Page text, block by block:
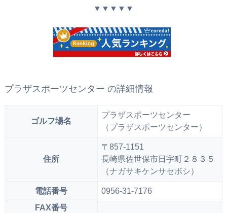
▼▼▼▼▼
プラザスポーツセンター の詳細情報
ゴルフ場名
プラザスポーツセンター
（プラザスポーツセンター）
住所
〒857-1151
長崎県佐世保市日宇町２８３５
（ナガサキケンサセボシ）
電話番号
0956-31-7176
FAX番号